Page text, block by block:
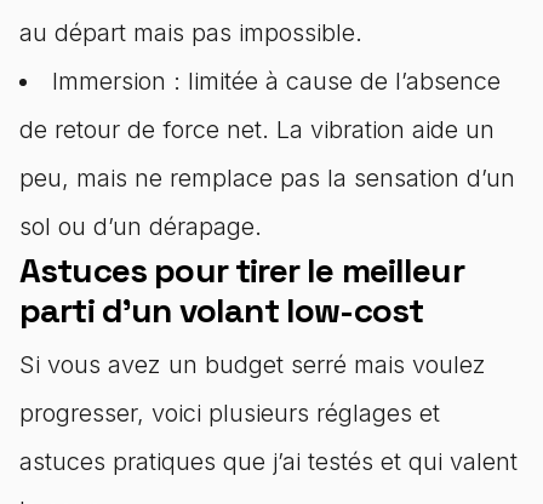
au départ mais pas impossible.
Immersion : limitée à cause de l’absence
de retour de force net. La vibration aide un
peu, mais ne remplace pas la sensation d’un
sol ou d’un dérapage.
Astuces pour tirer le meilleur
parti d’un volant low-cost
Si vous avez un budget serré mais voulez
progresser, voici plusieurs réglages et
astuces pratiques que j’ai testés et qui valent